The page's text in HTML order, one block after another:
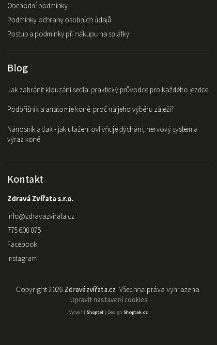
Obchodní podmínky
Podmínky ochrany osobních údajů
Postup a podmínky při nákupu na splátky
Blog
Jak zabránit klouzání sedla: praktický průvodce pro každého jezdce
Podbřišník a anatomie koně: proč na jeho výběru záleží?
Nánosník a tlak - jak utažení ovlivňuje dýchání, nervový systém a
výraz koně
Kontakt
Zdravá Zvířata s.r.o.
info@zdravazvirata.cz
775 600 075
Facebook
Instagram
Copyright 2026 Zdravázvířata.cz. Všechna práva vyhrazena.
Upravit nastavení cookies
Vytvořil Shoptet| Design Shoptak.cz